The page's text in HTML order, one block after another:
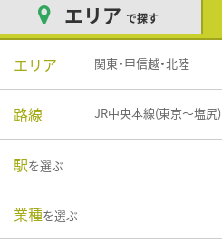
エリア で探す
エリア 関東・甲信越・北陸
路線 JR中央本線(東京～塩尻)
駅を選ぶ
業種を選ぶ